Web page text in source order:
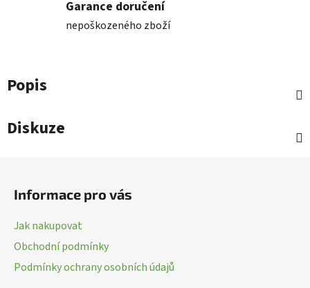
Garance doručení
nepoškozeného zboží
Popis
Diskuze
Informace pro vás
Jak nakupovat
Obchodní podmínky
Podmínky ochrany osobních údajů